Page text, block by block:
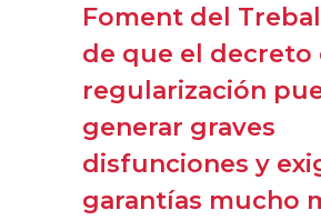
Foment del
de que el decreto
regularización
generar graves
disfunciones y
garantías mucho